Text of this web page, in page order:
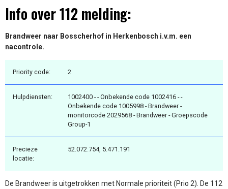
Info over 112 melding:
Brandweer naar Bosscherhof in Herkenbosch i.v.m. een
nacontrole.
Priority code: 2
Hulpdiensten:
1002400 - - Onbekende code 1002416 - -
Onbekende code 1005998 - Brandweer -
monitorcode 2029568 - Brandweer - Groepscode
Group-1
Precieze
locatie:
52.072.754, 5.471.191
De Brandweer is uitgetrokken met Normale prioriteit (Prio 2). De 112